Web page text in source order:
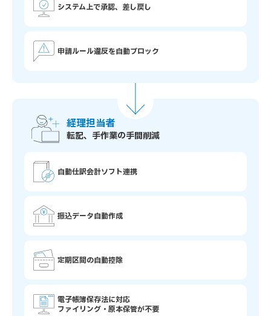
システム上で承認、差し戻し
申請ルール違反を自動ブロック
経理担当者
転記、手作業の手間削減
自動仕訳会計ソフト連携
振込データ自動作成
定期区間の自動控除
電子帳簿保存法に対応
ファイリング・原本保管が不要